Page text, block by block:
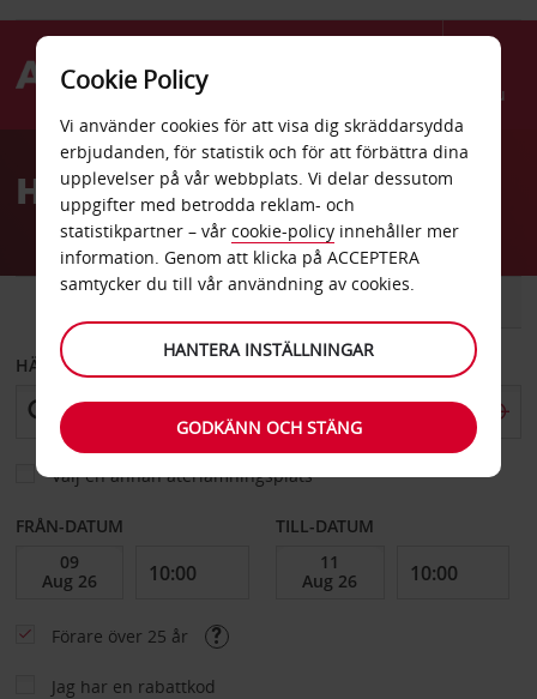
Menu
AvisHyrbil Roanoke
BIL
HÄMTA FRÅN
Välj en annan återlämningsplats
FRÅN-DATUM TILL-DATUM
Förare över 25 år
Jag har en rabattkod
Cookie Policy
Vi använder cookies för att visa dig skräddarsydda
erbjudanden, för statistik och för att förbättra dina
upplevelser på vår webbplats. Vi delar dessutom
uppgifter med betrodda reklam- och
statistikpartner – vår cookie-policy innehåller mer
information. Genom att klicka på ACCEPTERA
samtycker du till vår användning av cookies.
HANTERA INSTÄLLNINGAR
GODKÄNN OCH STÄNG